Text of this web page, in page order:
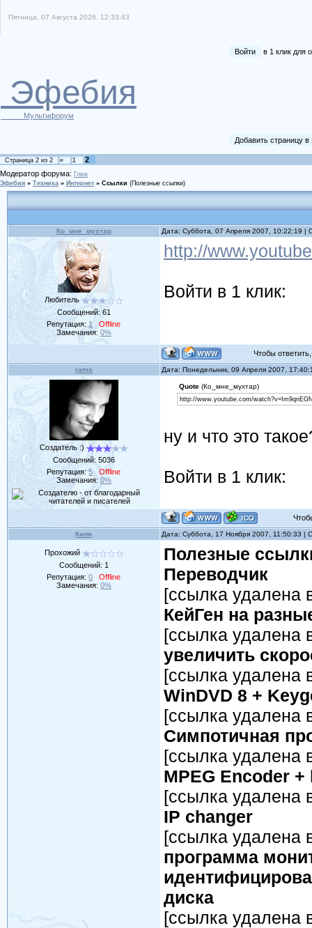
Пятница, 07 Августа 2026, 12:33:43
Войти в 1 клик для
Эфебия
Мультифорум
Добавить страницу
Страница 2 из 2 « 1
2
Модератор форума: Глюк
Эфебия » Техника » Интернет » Ссылки (Полезные ссылки)
Ко_мне_мухтар Дата: Суббота, 07 Апреля 2007, 10:22:19 |
Любитель
Сообщений: 61
Репутация: 1
Offline
Замечания: 0%
http://
Войти в 1 клик:
Чтобы
rams Дата: Понедельник, 09 Апреля 2007,
Создатель :)
Сообщений: 5036
Репутация:5
Offline
Замечания: 0%
Quote(Ко_мне_мухтар)
http://www.youtube.com/
ну и что это
Войти в 1 клик:
Киля Дата: Суббота, 17 Ноября 2007, 11:50:33 |
Прохожий
Сообщений: 1
Репутация:0
Offline
Замечания: 0%
Полезные
Переводчик
[ссылка удалена
КейГен на
[ссылка удалена
увеличить
[ссылка удалена
WinDVD 8 +
[ссылка удалена
Симпотичная
[ссылка удалена
MPEG Encoder +
[ссылка удалена
IP changer
[ссылка удалена
программа
диска
[ссылка удалена